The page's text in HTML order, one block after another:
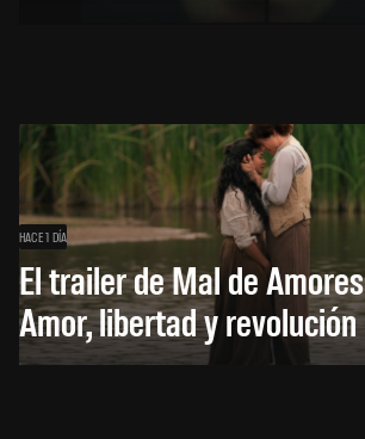
HACE 1 DÍA
El trailer de Mal de
Amor, libertad y revolución